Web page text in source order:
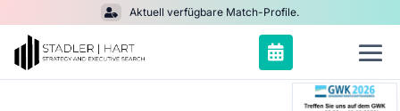
 Aktuell verfügbare Match-Profile.
